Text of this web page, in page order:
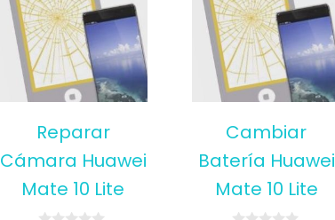
Reparar
Cámara Huawei
Mate 10 Lite
Cambiar
Batería Huawei
Mate 10 Lite